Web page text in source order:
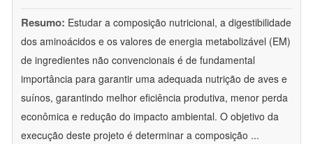
Resumo: Estudar a composição nutricional, a digestibilidade
dos aminoácidos e os valores de energia metabolizável (EM)
de ingredientes não convencionais é de fundamental
importância para garantir uma adequada nutrição de aves e
suínos, garantindo melhor eficiência produtiva, menor perda
econômica e redução do impacto ambiental. O objetivo da
execução deste projeto é determinar a composição ...